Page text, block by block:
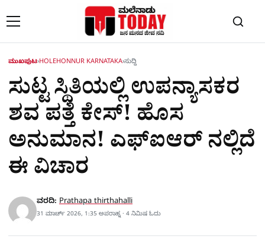
ಮುಖಪುಟ›HOLEHONNUR KARNATAKA›ಸುದ್ದಿ
ಸುಟ್ಟ ಸ್ಥಿತಿಯಲ್ಲಿ ಉಪನ್ಯಾಸಕರ
ಶವ ಪತ್ತೆ ಕೇಸ್! ಹೊಸ
ಅನುಮಾನ! ಎಫ್​ಐಆರ್​ ನಲ್ಲಿದೆ
ಈ ವಿಚಾರ
ವರದಿ: Prathapa thirthahalli
31 ಮಾರ್ಚ್ 2026, 1:35 ಅಪರಾಹ್ನ · 4 ನಿಮಿಷ ಓದು